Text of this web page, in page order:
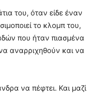
του, όταν είδε έναν
το κλομπ του,
που ήταν πιασμένα
αναρριχηθούν και να
να πέφτει. Και μαζί